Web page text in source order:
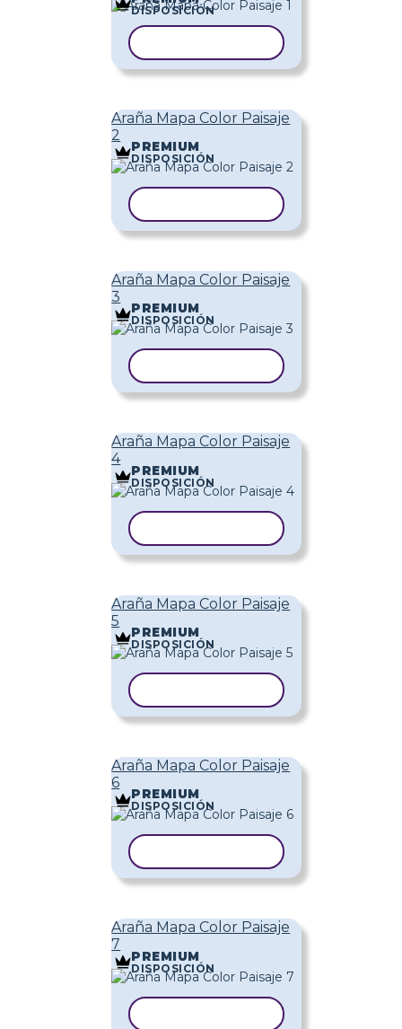
DISPOSICIÓN
Araña Mapa Color Paisaje
2
PREMIUM
DISPOSICIÓN
Araña Mapa Color Paisaje
3
PREMIUM
DISPOSICIÓN
Araña Mapa Color Paisaje
4
PREMIUM
DISPOSICIÓN
Araña Mapa Color Paisaje
5
PREMIUM
DISPOSICIÓN
Araña Mapa Color Paisaje
6
PREMIUM
DISPOSICIÓN
Araña Mapa Color Paisaje
7
PREMIUM
DISPOSICIÓN